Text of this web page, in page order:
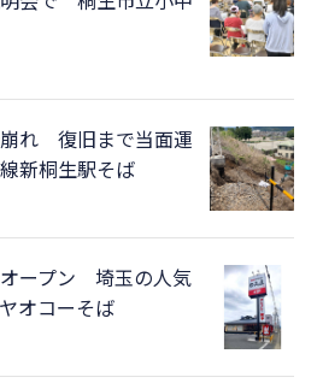
れ 復旧まで当面運
新桐生駅そば
オープン 埼玉の人気
オコーそば